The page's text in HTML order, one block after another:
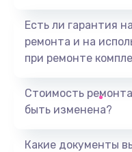
Есть ли гарантия
ремонта и на
при ремонте
Стоимость
быть изменена?
Какие документы